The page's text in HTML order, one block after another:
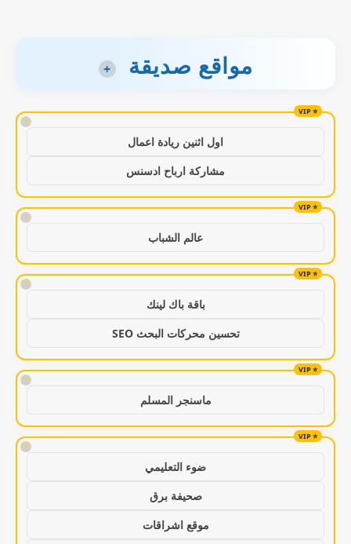
مواقع صديقة +
!
اول اثنين ريادة اعمال
مشاركة ارباح ادسنس
!
عالم الشباب
!
باقة باك لينك
تحسين محركات البحث SEO
!
ماسنجر المسلم
!
ضوء التعليمي
صحيفة برق
موقع اشراقات